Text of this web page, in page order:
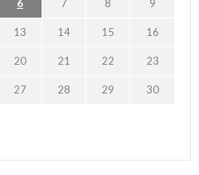
6 7 8 9
13 14 15 16
20 21 22 23
27 28 29 30